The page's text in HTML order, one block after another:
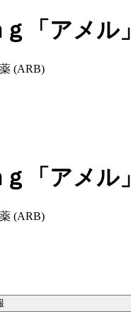
「アメル」
(ARB)
「アメル」
(ARB)